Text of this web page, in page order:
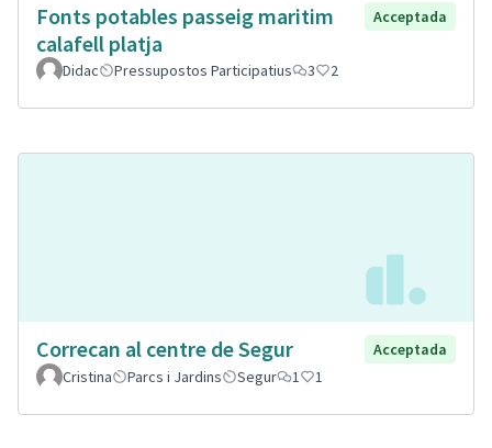
Fonts potables passeig maritim
calafell platja
Acceptada
Didac Pressupostos Participatius 3 2
Correcan al centre de Segur
Acceptada
Cristina
Parcs i Jardins Segur 1 1